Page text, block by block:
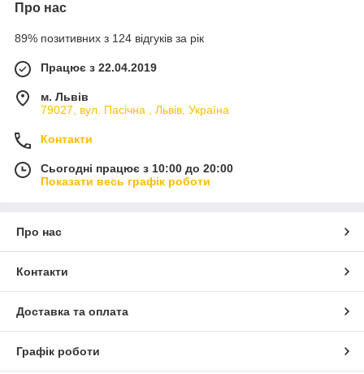
Про нас
89% позитивних з 124 відгуків за рік
Працює з 22.04.2019
м. Львів
79027, вул. Пасічна , Львів, Україна
Контакти
Сьогодні працює з 10:00 до 20:00
Показати весь графік роботи
Про нас
Контакти
Доставка та оплата
Графік роботи